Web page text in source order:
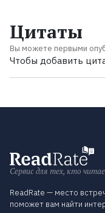
Цитаты
Вы можете первыми
Чтобы добавить
Сервис для тех, кто
ReadRate — место
поможет вам найти